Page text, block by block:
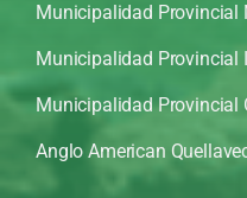
Municipalidad Provincial
Municipalidad Provincial
Municipalidad Provincial
Anglo American